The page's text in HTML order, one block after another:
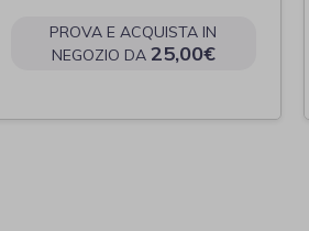
PROVA E ACQUISTA IN
NEGOZIO DA 25,00€